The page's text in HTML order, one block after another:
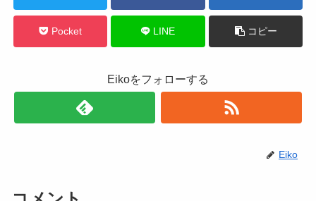
Pocket LINE コピー
Eikoをフォローする
Eiko